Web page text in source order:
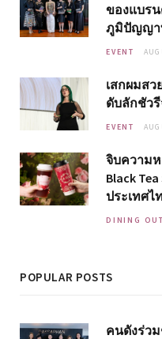
ของแบรน
ภูมิปัญญา
EVENT
เสกผมส
ดับลักชัว
EVENT
จิบความห
Black
ประเทศไ
DINING OUT
POPULAR POSTS
คนดังร่ว